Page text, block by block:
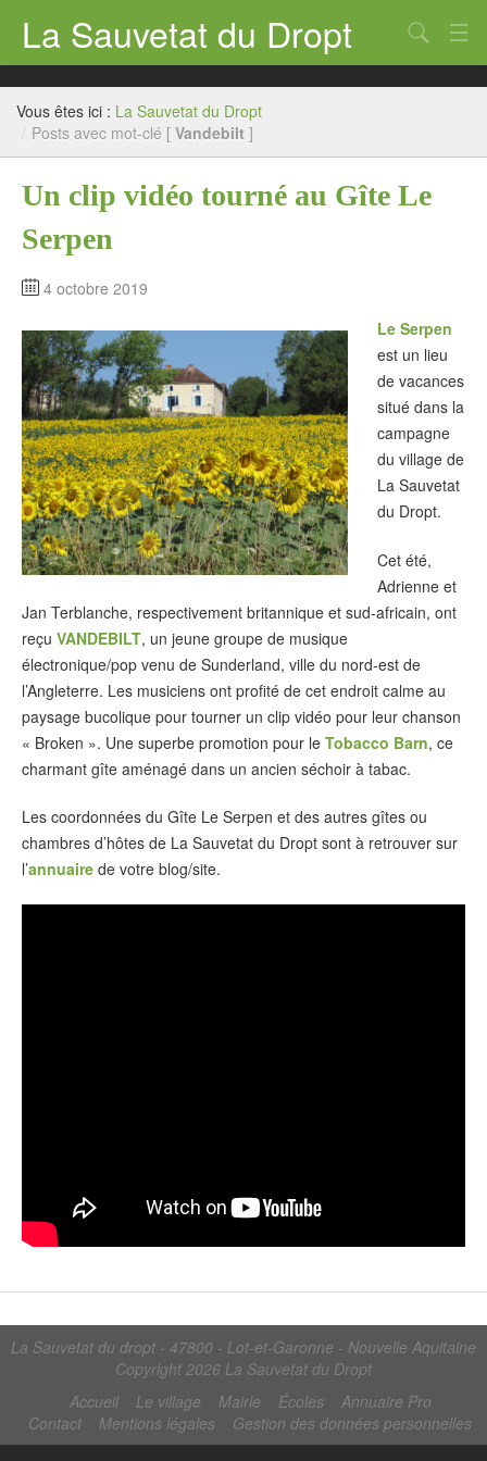
La Sauvetat du Dropt
Accueil
Mairie
Agenda 2026
Contact
Chercher
Vous êtes ici : La Sauvetat du Dropt
/ Posts avec mot-clé [ Vandebilt ]
Un clip vidéo tourné au Gîte Le
Serpen
4 octobre 2019
Le Serpen
est un lieu
de vacances
situé dans la
campagne
du village de
La Sauvetat
du Dropt.
Cet été,
Adrienne et
Jan Terblanche, respectivement britannique et sud-africain, ont
reçu VANDEBILT, un jeune groupe de musique
électronique/pop venu de Sunderland, ville du nord-est de
l’Angleterre. Les musiciens ont profité de cet endroit calme au
paysage bucolique pour tourner un clip vidéo pour leur chanson
« Broken ». Une superbe promotion pour le Tobacco Barn, ce
charmant gîte aménagé dans un ancien séchoir à tabac.
Les coordonnées du Gîte Le Serpen et des autres gîtes ou
chambres d’hôtes de La Sauvetat du Dropt sont à retrouver sur
l’annuaire de votre blog/site.
La Sauvetat du dropt - 47800 - Lot-et-Garonne - Nouvelle Aquitaine
Copyright 2026 La Sauvetat du Dropt
Accueil
Le village Mairie Écoles
Annuaire Pro
Contact
Mentions légales Gestion des données personnelles